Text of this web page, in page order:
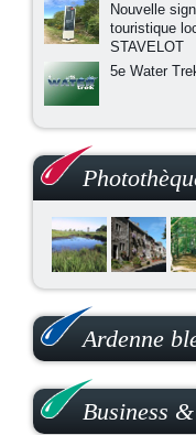
Nouvelle
touristique
STAVELOT
5e Water
Ardenne
Business